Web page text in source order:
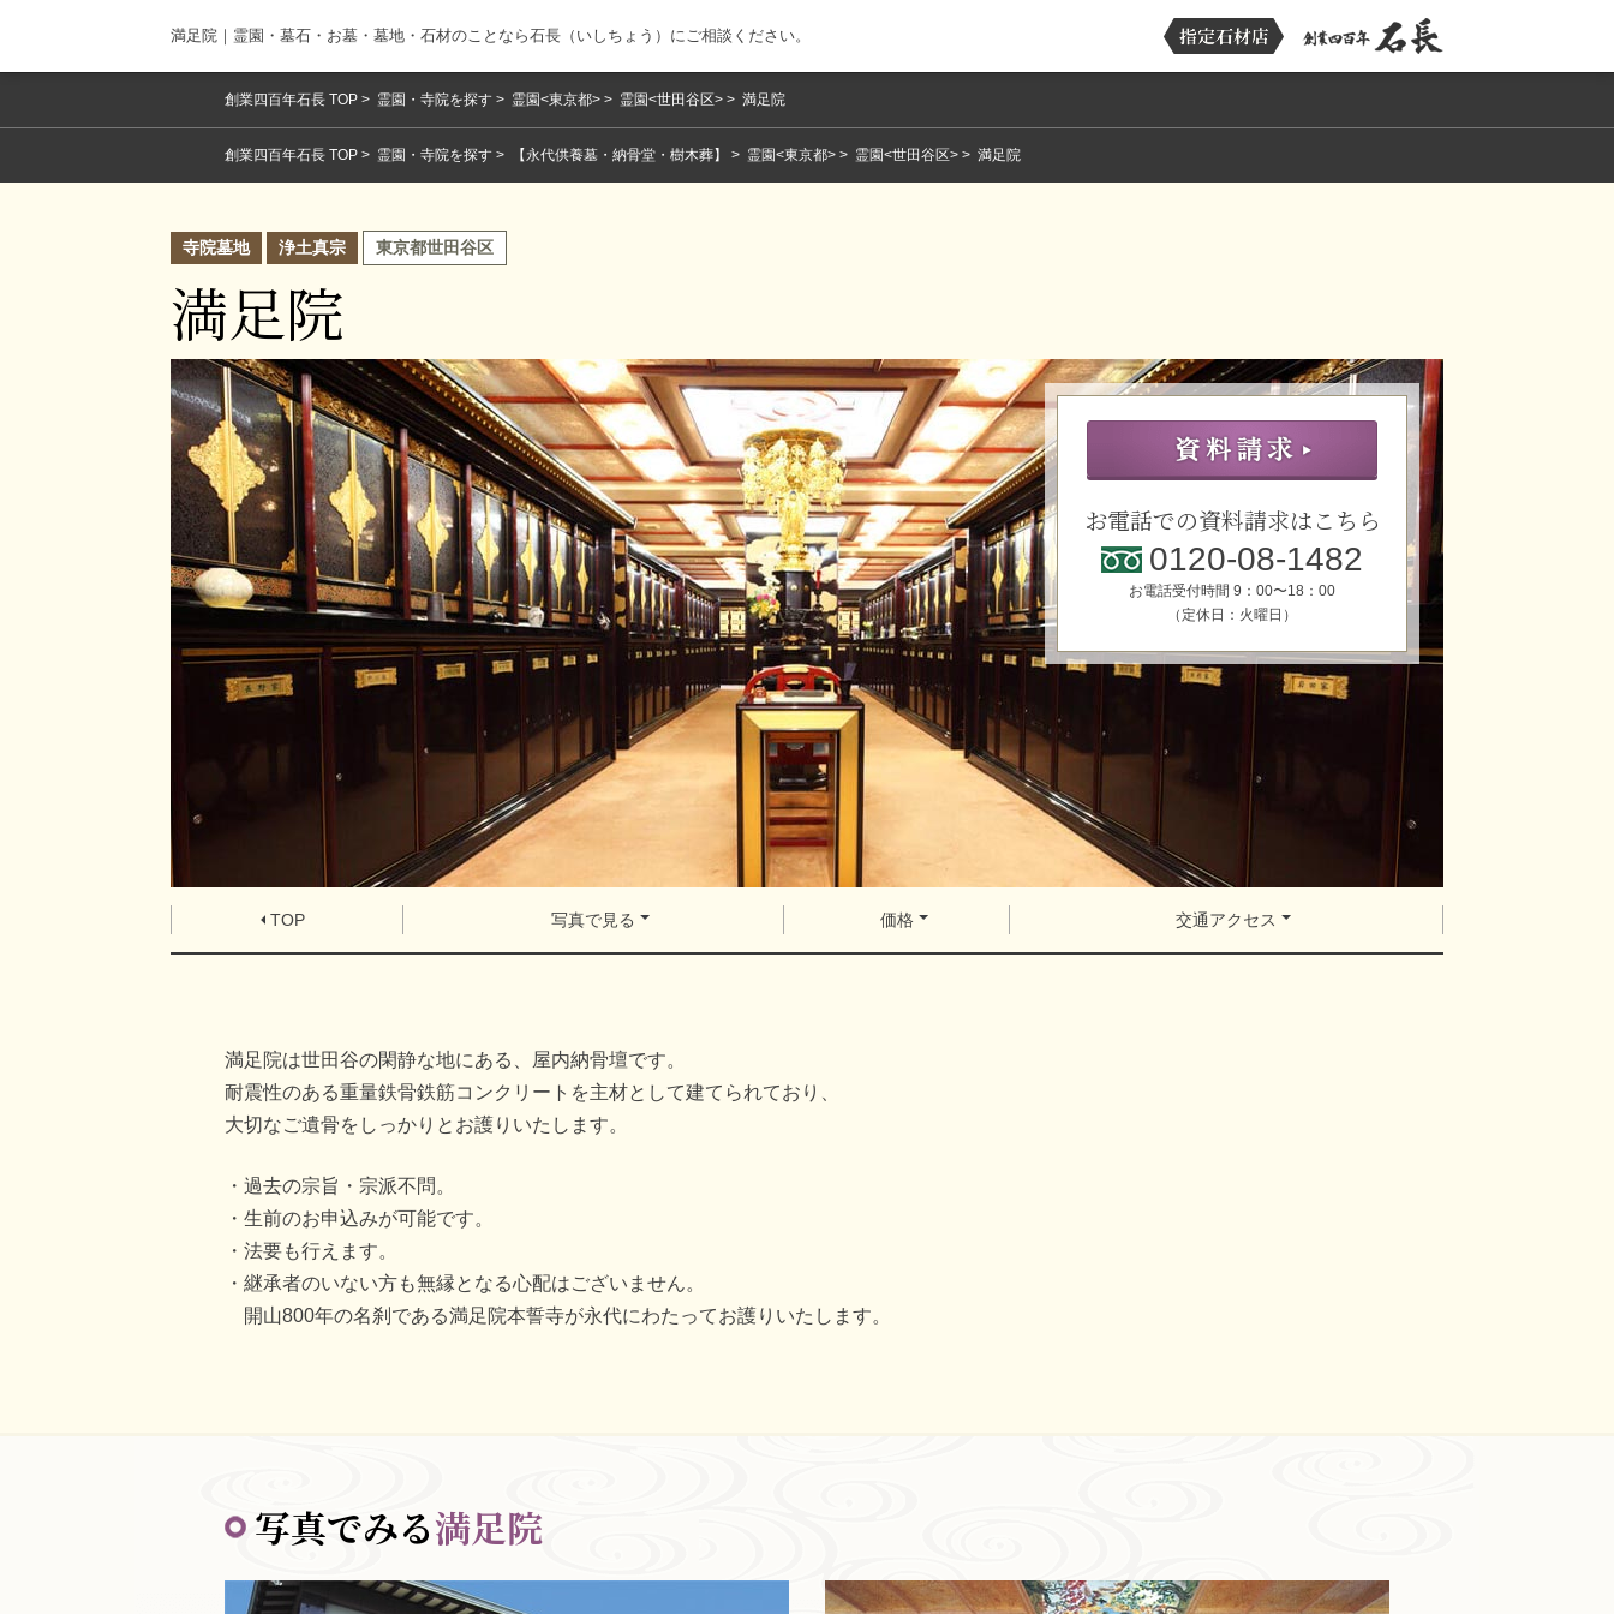
満足院｜霊園・墓石・お墓・墓地・石材のことなら石長（いしちょう）にご相談ください。
創業四百年石長 TOP 霊園・寺院を探す 霊園<東京都> 霊園<世田谷区> 満足院
創業四百年石長 TOP 霊園・寺院を探す 【永代供養墓・納骨堂・樹木葬】 霊園<東京都> 霊園<世田谷区> 満足院
寺院墓地 浄土真宗 東京都世田谷区
満足院
お電話での資料請求はこちら
0120-08-1482
お電話受付時間 9：00〜18：00
（定休日：火曜日）
TOP 写真で見る 価格 交通アクセス
満足院は世田谷の閑静な地にある、屋内納骨壇です。
耐震性のある重量鉄骨鉄筋コンクリートを主材として建てられており、
大切なご遺骨をしっかりとお護りいたします。
過去の宗旨・宗派不問。
生前のお申込みが可能です。
法要も行えます。
継承者のいない方も無縁となる心配はございません。
開山800年の名刹である満足院本誓寺が永代にわたってお護りいたします。
写真でみる満足院